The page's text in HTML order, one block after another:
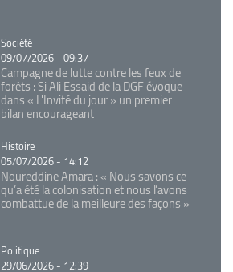
Catégorie
Société
09/07/2026 - 09:37
Campagne de lutte contre les feux de
forêts : Si Ali Essaid de la DGF évoque
dans « L'Invité du jour » un premier
bilan encourageant
Catégorie
Histoire
05/07/2026 - 14:12
Noureddine Amara : « Nous savons ce
qu’a été la colonisation et nous l’avons
combattue de la meilleure des façons »
Catégorie
Politique
29/06/2026 - 12:39